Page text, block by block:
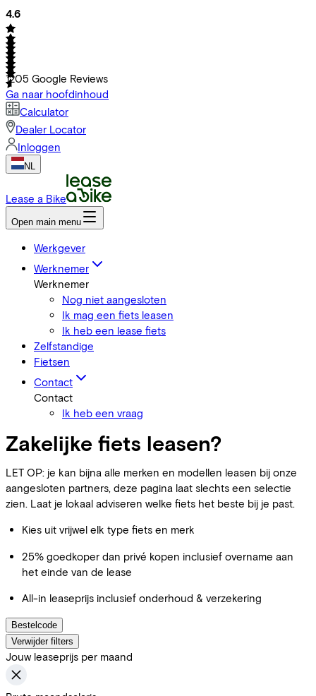
4.6
1205 Google Reviews
Ga naar hoofdinhoud
Calculator
Dealer Locator
Inloggen
NL
Lease a Bike
Open main menu
Werkgever
Werknemer
Werknemer
Nog niet aangesloten
Ik mag een fiets leasen
Ik heb een lease fiets
Zelfstandige
Fietsen
Contact
Contact
Ik heb een vraag
Zakelijke fiets leasen?
LET OP: je kan bijna alle merken en modellen leasen bij onze
aangesloten partners, deze pagina laat slechts een selectie
zien. Laat je lokaal adviseren welke fiets het beste bij je past.
Kies uit vrijwel elk type fiets en merk
25% goedkoper dan privé kopen inclusief overname aan
het einde van de lease
All-in leaseprijs inclusief onderhoud & verzekering
Bestelcode
Verwijder filters
Jouw leaseprijs per maand